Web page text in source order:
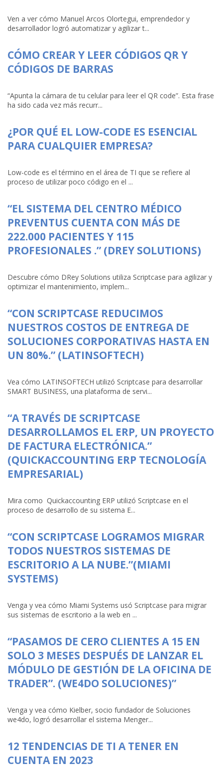
Ven a ver cómo Manuel Arcos Olortegui, emprendedor y
desarrollador logró automatizar y agilizar t...
CÓMO CREAR Y LEER CÓDIGOS QR Y
CÓDIGOS DE BARRAS
“Apunta la cámara de tu celular para leer el QR code”. Esta frase
ha sido cada vez más recurr...
¿POR QUÉ EL LOW-CODE ES ESENCIAL
PARA CUALQUIER EMPRESA?
Low-code es el término en el área de TI que se refiere al
proceso de utilizar poco código en el ...
“EL SISTEMA DEL CENTRO MÉDICO
PREVENTUS CUENTA CON MÁS DE
222.000 PACIENTES Y 115
PROFESIONALES .” (DREY SOLUTIONS)
Descubre cómo DRey Solutions utiliza Scriptcase para agilizar y
optimizar el mantenimiento, implem...
“CON SCRIPTCASE REDUCIMOS
NUESTROS COSTOS DE ENTREGA DE
SOLUCIONES CORPORATIVAS HASTA EN
UN 80%.” (LATINSOFTECH)
Vea cómo LATINSOFTECH utilizó Scriptcase para desarrollar
SMART BUSINESS, una plataforma de servi...
“A TRAVÉS DE SCRIPTCASE
DESARROLLAMOS EL ERP, UN PROYECTO
DE FACTURA ELECTRÓNICA.”
(QUICKACCOUNTING ERP TECNOLOGÍA
EMPRESARIAL)
Mira como Quickaccounting ERP utilizó Scriptcase en el
proceso de desarrollo de su sistema E...
“CON SCRIPTCASE LOGRAMOS MIGRAR
TODOS NUESTROS SISTEMAS DE
ESCRITORIO A LA NUBE.”(MIAMI
SYSTEMS)
Venga y vea cómo Miami Systems usó Scriptcase para migrar
sus sistemas de escritorio a la web en ...
“PASAMOS DE CERO CLIENTES A 15 EN
SOLO 3 MESES DESPUÉS DE LANZAR EL
MÓDULO DE GESTIÓN DE LA OFICINA DE
TRADER”. (WE4DO SOLUCIONES)”
Venga y vea cómo Kielber, socio fundador de Soluciones
we4do, logró desarrollar el sistema Menger...
12 TENDENCIAS DE TI A TENER EN
CUENTA EN 2023